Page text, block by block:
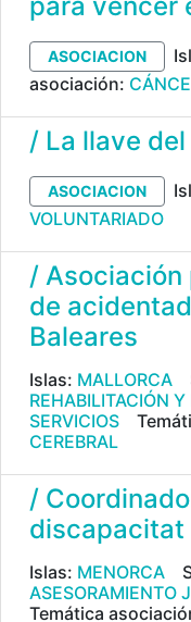
ASOCIACION
asociación:
/ La llave
ASOCIACION
VOLUNTARIADO
/ Asociación
de
Baleares
Islas: MALLORCA
REHABILITACIÓN Y
SERVICIOS
CEREBRAL
/
discapacitat
Islas: MENORCA
ASESORAMIENTO
Temática